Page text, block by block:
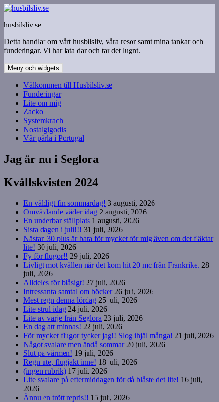
Hoppa
innehåll
husbilsliv.se
Detta handlar om vårt husbilsliv, våra resor samt mina tankar och
funderingar. Vi har lata dar och tar det lugnt.
Meny och widgets
Välkommen till Husbilsliv.se
Funderingar
Lite om mig
Zacko
Systemkrach
Nostalgigodis
Vår pärla i Portugal
Jag är nu i Seglora
Kvällskvisten 2024
En väldigt fin sommardag! 3 augusti, 2026
Omväxlande väder idag 2 augusti, 2026
En underbar ställplats 1 augusti, 2026
Sista dagen i juli!!! 31 juli, 2026
Nästan 30 plus är bara för mycket för mig även om det fläktar
lite! 30 juli, 2026
Fy för flugor!! 29 juli, 2026
Livligt mot kvällen när det kom hit 20 mc från Frankrike. 28
juli, 2026
Alldeles för blåsigt! 27 juli, 2026
Intressanta samtal om böcker 26 juli, 2026
Mest regn denna lördag 25 juli, 2026
Lite strul idag 24 juli, 2026
Lite av varje från Seglora 23 juli, 2026
En dag att minnas! 22 juli, 2026
För mycket flugor tycker jag!! Slog ihjäl många! 21 juli, 2026
Något svalare men ändå sommar 20 juli, 2026
Slut på värmen! 19 juli, 2026
Regn ute, flugjakt inne! 18 juli, 2026
(ingen rubrik) 17 juli, 2026
Lite svalare på eftermiddagen för då blåste det lite! 16 juli,
2026
Ännu en trött repris!! 15 juli, 2026